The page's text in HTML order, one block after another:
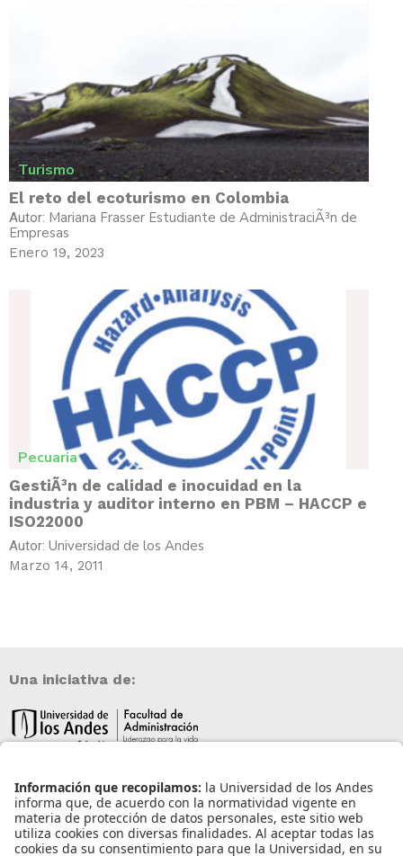
Turismo
El reto del ecoturismo en Colombia
Autor: Mariana Frasser Estudiante de AdministraciÃ³n de
Empresas
Enero 19, 2023
Pecuaria
GestiÃ³n de calidad e inocuidad en la
industria y auditor interno en PBM – HACCP e
ISO22000
Autor: Universidad de los Andes
Marzo 14, 2011
Una iniciativa de:
Información de contacto